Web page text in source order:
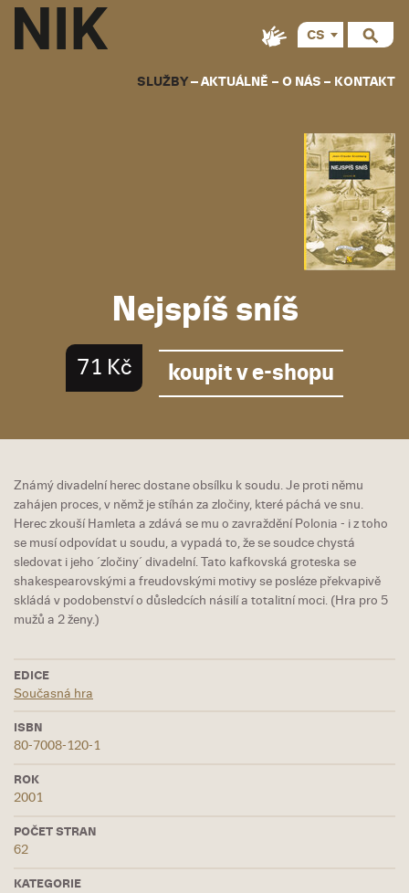
SLUŽBY AKTUÁLNĚ O NÁS KONTAKT
CS
Nejspíš sníš
71 Kč koupit v e-shopu
Známý divadelní herec dostane obsílku k soudu. Je proti němu
zahájen proces, v němž je stíhán za zločiny, které páchá ve snu.
Herec zkouší Hamleta a zdává se mu o zavraždění Polonia - i z toho
se musí odpovídat u soudu, a vypadá to, že se soudce chystá
sledovat i jeho ´zločiny´ divadelní. Tato kafkovská groteska se
shakespearovskými a freudovskými motivy se posléze překvapivě
skládá v podobenství o důsledcích násilí a totalitní moci. (Hra pro 5
mužů a 2 ženy.)
EDICE
Současná hra
ISBN
80-7008-120-1
ROK
2001
POČET STRAN
62
KATEGORIE